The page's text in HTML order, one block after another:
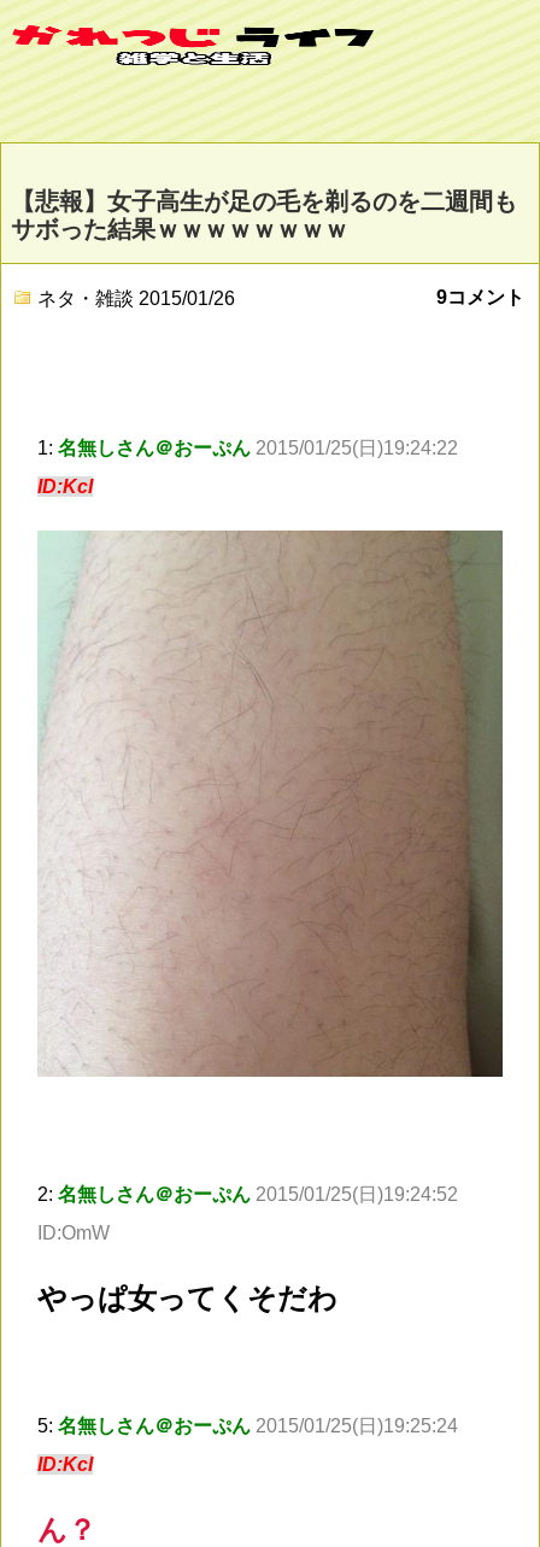
【悲報】女子高生が足の毛を剃るのを二週間も
サボった結果ｗｗｗｗｗｗｗｗ
ネタ・雑談 2015/01/26 9コメント
1: 名無しさん＠おーぷん 2015/01/25(日)19:24:22
ID:KcI
2: 名無しさん＠おーぷん 2015/01/25(日)19:24:52
ID:OmW
やっぱ女ってくそだわ
5: 名無しさん＠おーぷん 2015/01/25(日)19:25:24
ID:KcI
ん？